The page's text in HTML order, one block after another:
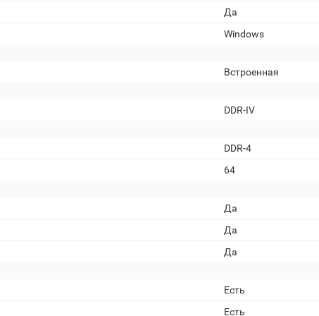
Да
Windows
Встроенная
DDR-IV
DDR-4
64
Да
Да
Да
Есть
Есть